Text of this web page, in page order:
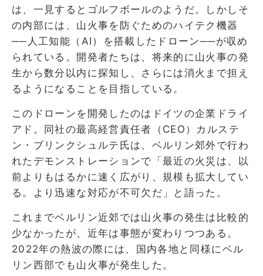
は、一見するとゴルフボールのようだ。しかしそ
の内部には、山火事を防ぐためのハイテク機器
──人工知能（AI）を搭載したドローン──が収め
られている。開発者たちは、将来的に山火事の発
生から数分以内に探知し、さらには消火まで担え
るようになることを目指している。
このドローンを開発したのはドイツの企業ドライ
アド。同社の最高経営責任者（CEO）カルステ
ン・ブリンクシュルテ氏は、ベルリン郊外で行わ
れたデモンストレーションで「最近の火災は、以
前よりもはるかに速く広がり、規模も拡大してい
る。より迅速な対応が不可欠だ」と語った。
これまでベルリン近郊では山火事の発生は比較的
少なかったが、近年は事態が変わりつつある。
2022年の熱波の際には、国内各地と同様にベル
リン西部でも山火事が発生した。